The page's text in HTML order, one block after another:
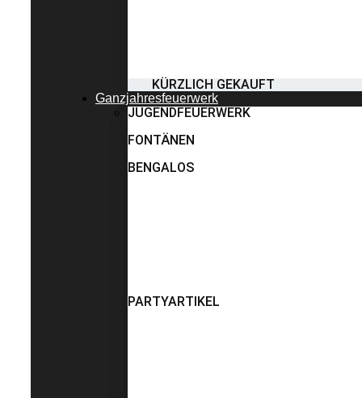
KÜRZLICH GEKAUFT
Ganzjahresfeuerwerk
JUGENDFEUERWERK
FONTÄNEN
BENGALOS
PARTYARTIKEL